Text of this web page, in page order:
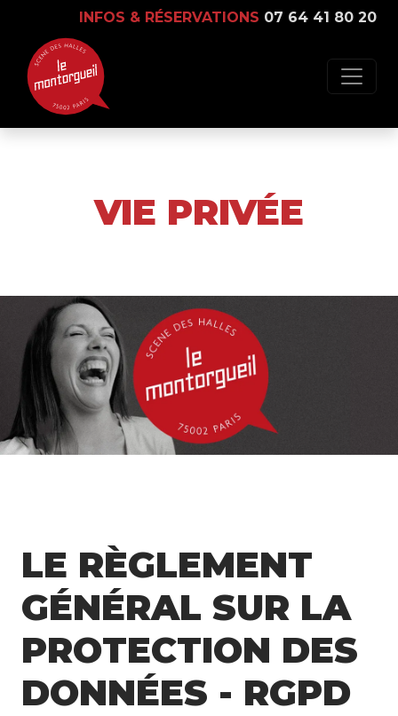
INFOS & RÉSERVATIONS 07 64 41 80 20
VIE PRIVÉE
LE RÈGLEMENT
GÉNÉRAL SUR LA
PROTECTION DES
DONNÉES - RGPD